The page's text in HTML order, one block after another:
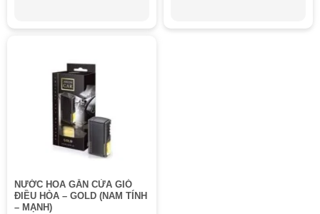
NƯỚC HOA GẮN CỬA GIÓ
ĐIỀU HÒA – GOLD (NAM TÍNH
– MẠNH)